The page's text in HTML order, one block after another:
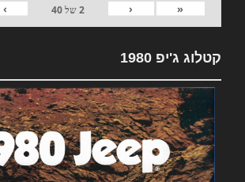
«
‹
2של40
›
קטלוג ג'יפ 1980